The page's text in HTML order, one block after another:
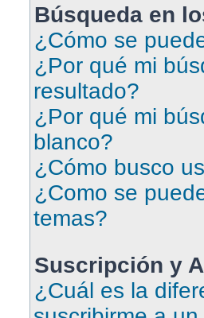
Búsqueda en
¿Cómo se
¿Por qué mi
resultado?
¿Por qué mi
blanco?
¿Cómo busco
¿Como se
temas?
Suscripción y
¿Cuál es la